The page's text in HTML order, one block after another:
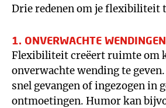
Drie redenen om je flexibiliteit
1. ONVERWACHTE
Flexibiliteit creëert ruimte om
onverwachte wending te
snel gevangen of ingezogen in
ontmoetingen. Humor kan